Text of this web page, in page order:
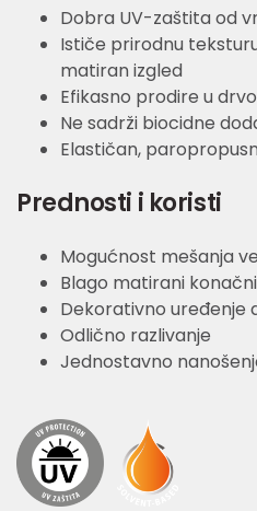
Dobra UV-zaštita od
Ističe prirodnu
matiran izgled
Efikasno prodire u drvo
Ne sadrži biocidne
Elastičan,
Prednosti i koristi
Mogućnost mešanja
Blago matirani
Dekorativno uređenje
Odlično razlivanje
Jednostavno